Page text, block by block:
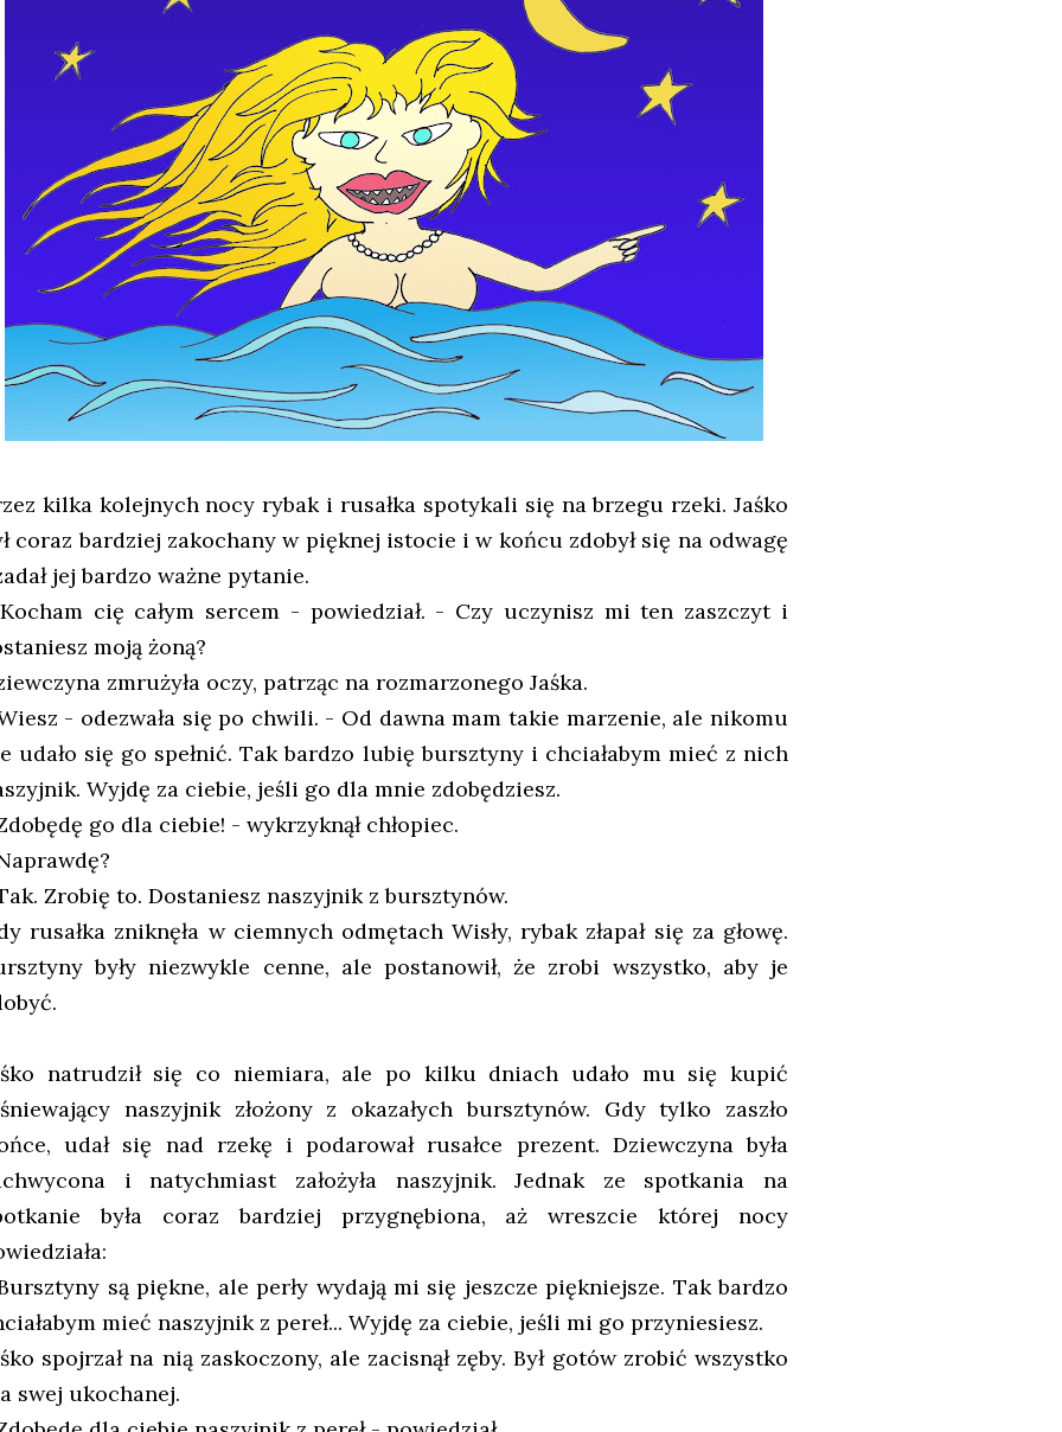
kilka kolejnych nocy rybak i rusałka spotykali się na brzegu rzeki. Jaśko
coraz bardziej zakochany w pięknej istocie i w końcu zdobył się na odwagę
jej bardzo ważne pytanie.
cię całym sercem - powiedział. - Czy uczynisz mi ten zaszczyt i
moją żoną?
zmrużyła oczy, patrząc na rozmarzonego Jaśka.
- odezwała się po chwili. - Od dawna mam takie marzenie, ale nikomu
udało się go spełnić. Tak bardzo lubię bursztyny i chciałabym mieć z nich
Wyjdę za ciebie, jeśli go dla mnie zdobędziesz.
go dla ciebie! - wykrzyknął chłopiec.
Zrobię to. Dostaniesz naszyjnik z bursztynów.
rusałka zniknęła w ciemnych odmętach Wisły, rybak złapał się za głowę.
były niezwykle cenne, ale postanowił, że zrobi wszystko, aby je
natrudził się co niemiara, ale po kilku dniach udało mu się kupić
naszyjnik złożony z okazałych bursztynów. Gdy tylko zaszło
udał się nad rzekę i podarował rusałce prezent. Dziewczyna była
i natychmiast założyła naszyjnik. Jednak ze spotkania na
była coraz bardziej przygnębiona, aż wreszcie której nocy
są piękne, ale perły wydają mi się jeszcze piękniejsze. Tak bardzo
mieć naszyjnik z pereł... Wyjdę za ciebie, jeśli mi go przyniesiesz.
spojrzał na nią zaskoczony, ale zacisnął zęby. Był gotów zrobić wszystko
swej ukochanej.